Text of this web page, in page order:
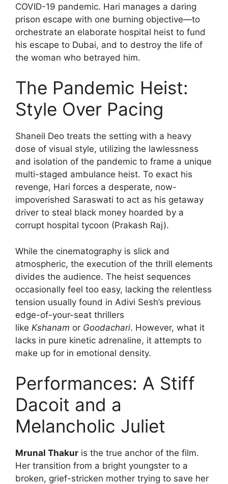
COVID-19 pandemic. Hari manages a daring
prison escape with one burning objective—to
orchestrate an elaborate hospital heist to fund
his escape to Dubai, and to destroy the life of
the woman who betrayed him.
The Pandemic Heist:
Style Over Pacing
Shaneil Deo treats the setting with a heavy
dose of visual style, utilizing the lawlessness
and isolation of the pandemic to frame a unique
multi-staged ambulance heist. To exact his
revenge, Hari forces a desperate, now-
impoverished Saraswati to act as his getaway
driver to steal black money hoarded by a
corrupt hospital tycoon (Prakash Raj).
While the cinematography is slick and
atmospheric, the execution of the thrill elements
divides the audience. The heist sequences
occasionally feel too easy, lacking the relentless
tension usually found in Adivi Sesh’s previous
edge-of-your-seat thrillers
like Kshanam or Goodachari. However, what it
lacks in pure kinetic adrenaline, it attempts to
make up for in emotional density.
Performances: A Stiff
Dacoit and a
Melancholic Juliet
Mrunal Thakur is the true anchor of the film.
Her transition from a bright youngster to a
broken, grief-stricken mother trying to save her